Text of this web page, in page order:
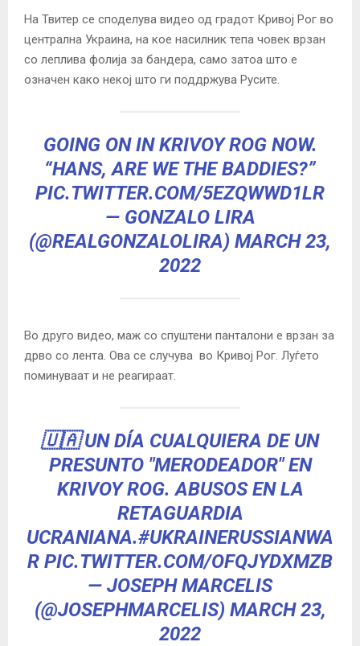
На Твитер се споделува видео од градот Кривој Рог во
централна Украина, на кое насилник тепа човек врзан
со леплива фолија за бандера, само затоа што е
означен како некој што ги поддржува Русите.
GOING ON IN KRIVOY ROG NOW.
“HANS, ARE WE THE BADDIES?”
PIC.TWITTER.COM/5EZQWWD1LR
— GONZALO LIRA
(@REALGONZALOLIRA) MARCH 23,
2022
Во друго видео, маж со спуштени панталони е врзан за
дрво со лента. Ова се случува во Кривој Рог. Луѓето
поминуваат и не реагираат.
🇺🇦 UN DÍA CUALQUIERA DE UN
PRESUNTO "MERODEADOR" EN
KRIVOY ROG. ABUSOS EN LA
RETAGUARDIA
UCRANIANA.#UKRAINERUSSIANWA
R PIC.TWITTER.COM/OFQJYDXMZB
— JOSEPH MARCELIS
(@JOSEPHMARCELIS) MARCH 23,
2022